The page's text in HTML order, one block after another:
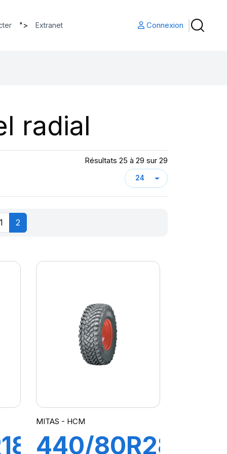
"> Extranet Connexion
radial
Résultats 25 à 29 sur 29
1 2
MITAS - HCM
440/80R28